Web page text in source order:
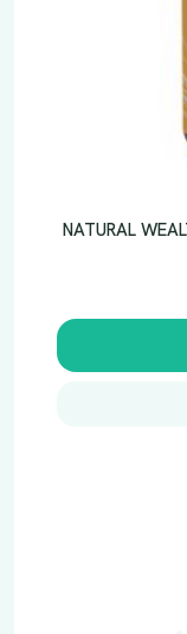
NATURAL